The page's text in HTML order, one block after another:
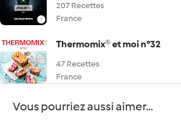
207 Recettes
France
Thermomix® et moi n°32
47 Recettes
France
Vous pourriez aussi aimer...